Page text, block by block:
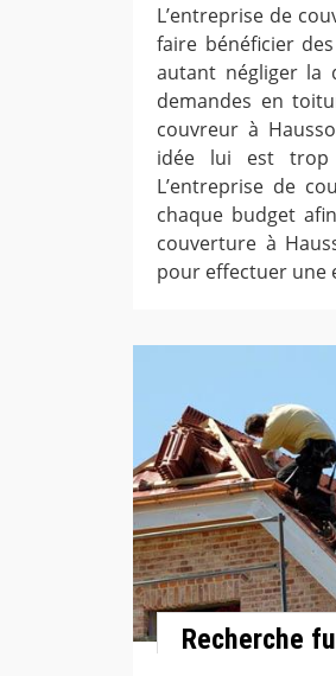
L’entreprise de
faire bénéficier
autant négliger la
demandes en
couvreur à
idée lui est trop
L’entreprise de
chaque budget
couverture à
pour effectuer une
Recherche